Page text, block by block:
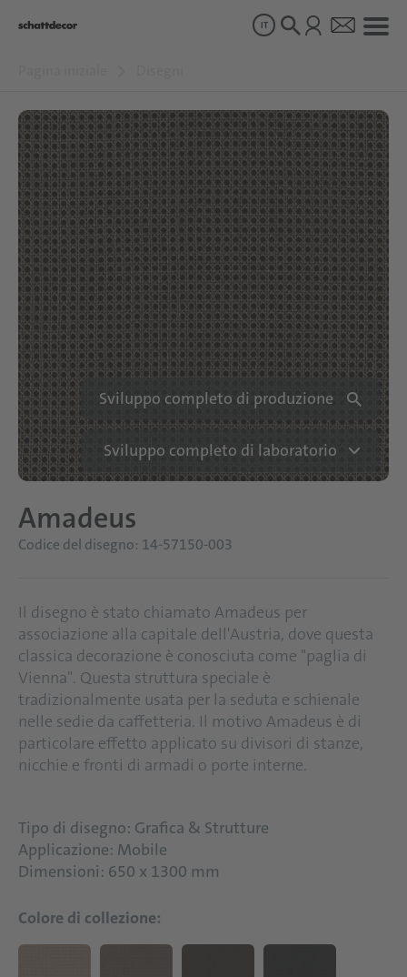
Prodotti
Chi siamo
Sostenibilità
Carriera
IT
Sviluppo completo di produzione
Sviluppo completo di laboratorio
Amadeus
Codice del disegno: 14-57150-003
Il disegno è stato chiamato Amadeus per
associazione alla capitale dell'Austria, dove questa
classica decorazione è conosciuta come "paglia di
Vienna". Questa struttura speciale è
tradizionalmente usata per la seduta e schienale
nelle sedie da caffetteria. Il motivo Amadeus è di
particolare effetto applicato su divisori di stanze,
nicchie e fronti di armadi o porte interne.
Tipo di disegno: Grafica & Strutture
Applicazione: Mobile
Dimensioni: 650 x 1300 mm
Colore di collezione: